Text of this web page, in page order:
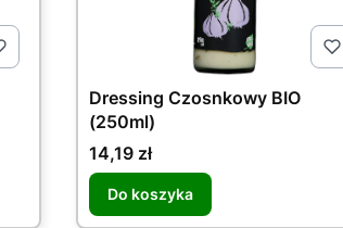
Dressing Czosnkowy BIO
(250ml)
Cena
14,19 zł
Do koszyka